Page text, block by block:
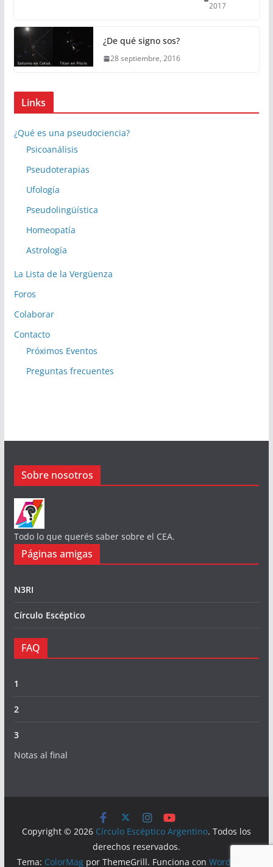
2017
¿De qué signo sos?
28 septiembre, 2016
Links
¿Qué es una pseudociencia?
Psicoanálisis
Pseudoterapias
Ufología
Pseudolingüística
Homeopatía
Astrología
La Lista de la Vergüenza
Foros
Colaborar
Contacto
Próximos Eventos
Preguntas frecuentes
Sobre nosotros
Todo lo que querés saber sobre el CEA.
Páginas amigas
N3RI
Círculo Escéptico
FAQ
1
2
3
Notas al final
Copyright © 2026 Círculo Escéptico Argentino. Todos los
derechos reservados.
Tema: ColorMag por ThemeGrill. Funciona conWordPress